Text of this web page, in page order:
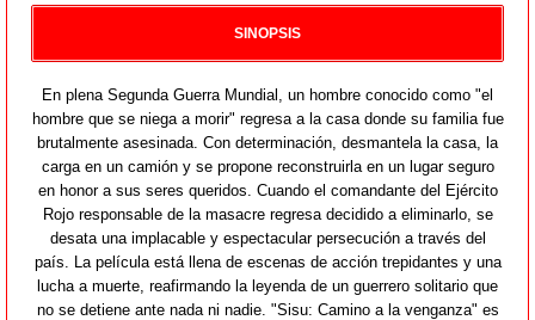
SINOPSIS
En plena Segunda Guerra Mundial, un hombre conocido como "el
hombre que se niega a morir" regresa a la casa donde su familia fue
brutalmente asesinada. Con determinación, desmantela la casa, la
carga en un camión y se propone reconstruirla en un lugar seguro
en honor a sus seres queridos. Cuando el comandante del Ejército
Rojo responsable de la masacre regresa decidido a eliminarlo, se
desata una implacable y espectacular persecución a través del
país. La película está llena de escenas de acción trepidantes y una
lucha a muerte, reafirmando la leyenda de un guerrero solitario que
no se detiene ante nada ni nadie. "Sisu: Camino a la venganza" es